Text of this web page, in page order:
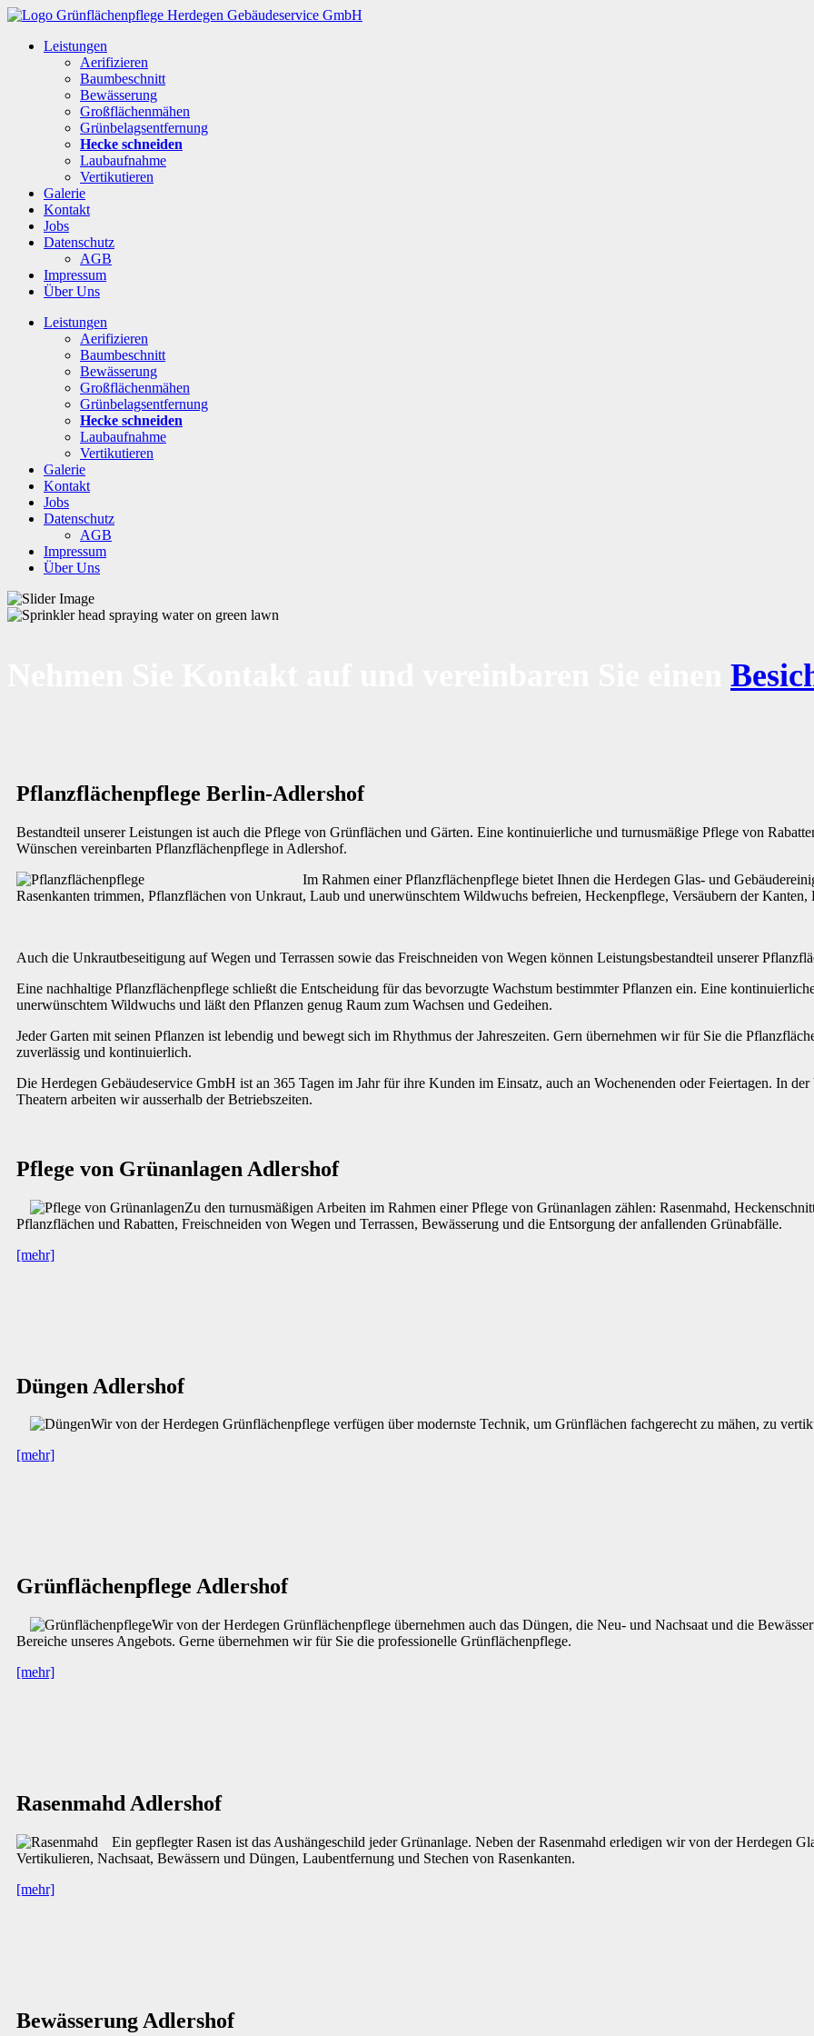
Leistungen
Aerifizieren
Baumbeschnitt
Bewässerung
Großflächenmähen
Grünbelagsentfernung
Hecke schneiden
Laubaufnahme
Vertikutieren
Galerie
Kontakt
Jobs
Datenschutz
AGB
Impressum
Über Uns
Leistungen
Aerifizieren
Baumbeschnitt
Bewässerung
Großflächenmähen
Grünbelagsentfernung
Hecke schneiden
Laubaufnahme
Vertikutieren
Galerie
Kontakt
Jobs
Datenschutz
AGB
Impressum
Über Uns
Pflanzflächenpflege Berlin-Adlershof
Bestandteil unserer Leistungen ist auch die Pflege von Grünflächen und Gärten. Eine kontinuierliche und turnusmäßige Pflege von
Wünschen vereinbarten Pflanzflächenpflege in Adlershof.
Im Rahmen einer Pflanzflächenpflege bietet Ihnen die Herdegen Glas- und
Rasenkanten trimmen, Pflanzflächen von Unkraut, Laub und unerwünschtem Wildwuchs befreien, Heckenpflege, Versäubern der
Auch die Unkrautbeseitigung auf Wegen und Terrassen sowie das Freischneiden von Wegen können Leistungsbestandteil unserer
Eine nachhaltige Pflanzflächenpflege schließt die Entscheidung für das bevorzugte Wachstum bestimmter Pflanzen ein. Eine
unerwünschtem Wildwuchs und läßt den Pflanzen genug Raum zum Wachsen und Gedeihen.
Jeder Garten mit seinen Pflanzen ist lebendig und bewegt sich im Rhythmus der Jahreszeiten. Gern übernehmen wir für Sie die
zuverlässig und kontinuierlich.
Die Herdegen Gebäudeservice GmbH ist an 365 Tagen im Jahr für ihre Kunden im Einsatz, auch an Wochenenden oder Feiertagen. In
Theatern arbeiten wir ausserhalb der Betriebszeiten.
Pflege von Grünanlagen Adlershof
Zu den turnusmäßigen Arbeiten im Rahmen einer Pflege von Grünanlagen zählen: Rasenmahd,
Pflanzflächen und Rabatten, Freischneiden von Wegen und Terrassen, Bewässerung und die Entsorgung der anfallenden Grünabfälle.
[mehr]
Düngen Adlershof
Wir von der Herdegen Grünflächenpflege verfügen über modernste Technik, um Grünflächen fachgerecht zu mähen, zu
[mehr]
Grünflächenpflege Adlershof
Wir von der Herdegen Grünflächenpflege übernehmen auch das Düngen, die Neu- und Nachsaat und die
Bereiche unseres Angebots. Gerne übernehmen wir für Sie die professionelle Grünflächenpflege.
[mehr]
Rasenmahd Adlershof
Ein gepflegter Rasen ist das Aushängeschild jeder Grünanlage. Neben der Rasenmahd erledigen wir von der Herdegen
Vertikulieren, Nachsaat, Bewässern und Düngen, Laubentfernung und Stechen von Rasenkanten.
[mehr]
Bewässerung Adlershof